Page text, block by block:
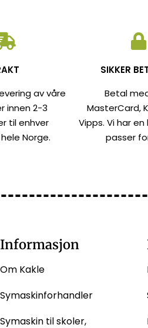
av våre
innen 2-3
til enhver
Norge.
SIKKER
Betal
MasterCard,
Vipps. Vi har
passer
Informasjon
Om Kakle
Symaskinforhandler
Symaskin til skoler,